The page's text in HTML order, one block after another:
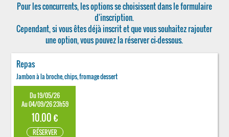
Pour les concurrents, les options se choisissent dans le formulaire
d'inscription.
Cependant, si vous êtes déjà inscrit et que vous souhaitez rajouter
une option, vous pouvez la réserver ci-dessous.
Repas
Jambon à la broche, chips, fromage dessert
Du 19/05/26
Au 04/09/26 23h59
10.00 €
RÉSERVER